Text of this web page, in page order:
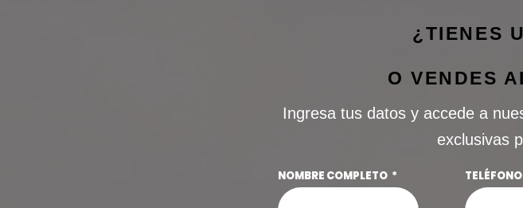
¿TIENES
O VENDES
Ingresa tus datos y accede a
exclusivas
NOMBRE COMPLETO TELÉFONO